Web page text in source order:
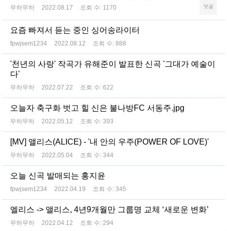
무하무하 2022.08.17 조회 수: 1170 댓글
요즘 빠져서 듣는 중인 싱어송라이터
fpwjsem1234 2022.08.12 조회 수: 888
'천년의 사랑' 작곡가 유해준이 발표한 신곡 '그대가 예술이
다'
무하무하 2022.07.22 조회 수: 622
오늘자 축구화 벗고 힐 신은 불나방FC 서동주.jpg
무하무하 2022.05.12 조회 수: 393
[MV] 앨리스(ALICE) - '내 안의 우주(POWER OF LOVE)'
무하무하 2022.05.04 조회 수: 344
오늘 신곡 발매되는 홍지윤
fpwjsem1234 2022.04.19 조회 수: 345
엘리스 -> 앨리스, 4년9개월만 그룹명 교체 ‘새로운 변화’
무하무하 2022.04.12 조회 수: 294